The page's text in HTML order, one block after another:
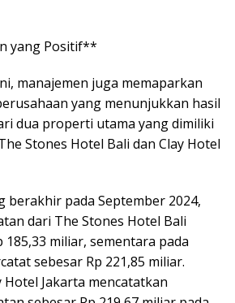
yang Positif**
manajemen juga memaparkan
yang menunjukkan hasil
dua properti utama yang dimiliki
Stones Hotel Bali dan Clay Hotel
berakhir pada September 2024,
dari The Stones Hotel Bali
miliar, sementara pada
sebesar Rp 221,85 miliar.
Hotel Jakarta mencatatkan